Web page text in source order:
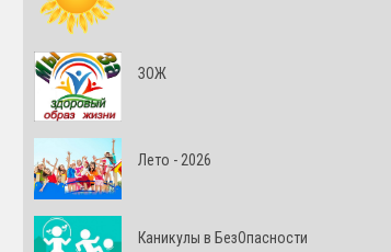
ЗОЖ
Лето - 2026
Каникулы в БезОпасности